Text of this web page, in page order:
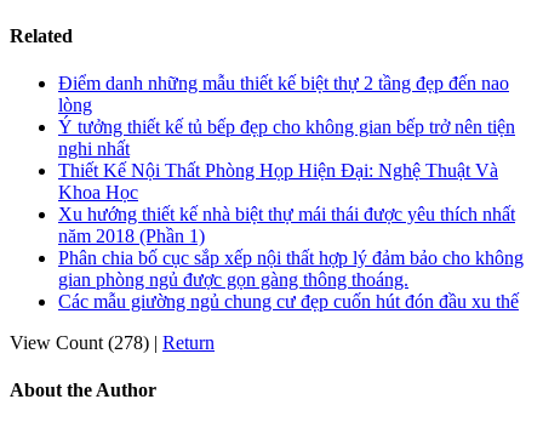
Related
Điểm danh những mẫu thiết kế biệt thự 2 tầng đẹp đến nao
lòng
Ý tưởng thiết kế tủ bếp đẹp cho không gian bếp trở nên tiện
nghi nhất
Thiết Kế Nội Thất Phòng Họp Hiện Đại: Nghệ Thuật Và
Khoa Học
Xu hướng thiết kế nhà biệt thự mái thái được yêu thích nhất
năm 2018 (Phần 1)
Phân chia bố cục sắp xếp nội thất hợp lý đảm bảo cho không
gian phòng ngủ được gọn gàng thông thoáng.
Các mẫu giường ngủ chung cư đẹp cuốn hút đón đầu xu thế
View Count (278) | Return
About the Author